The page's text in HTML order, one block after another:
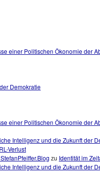
einer Politischen Ökonomie der
Demokratie
einer Politischen Ökonomie der
Intelligenz und die Zukunft der
Verlust
zu Identität im
Intelligenz und die Zukunft der